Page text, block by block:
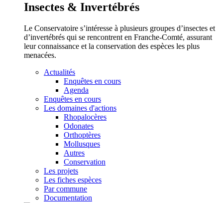
Insectes & Invertébrés
Le Conservatoire s’intéresse à plusieurs groupes d’insectes et
d’invertébrés qui se rencontrent en Franche-Comté, assurant
leur connaissance et la conservation des espèces les plus
menacées.
Actualités
Enquêtes en cours
Agenda
Enquêtes en cours
Les domaines d'actions
Rhopalocères
Odonates
Orthoptères
Mollusques
Autres
Conservation
Les projets
Les fiches espèces
Par commune
Documentation